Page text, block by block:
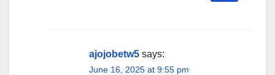
ajojobetw5 says:
June 16, 2025 at 9:55 pm